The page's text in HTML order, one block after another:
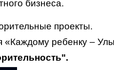
бизнеса.
проекты.
«Каждому ребенку –